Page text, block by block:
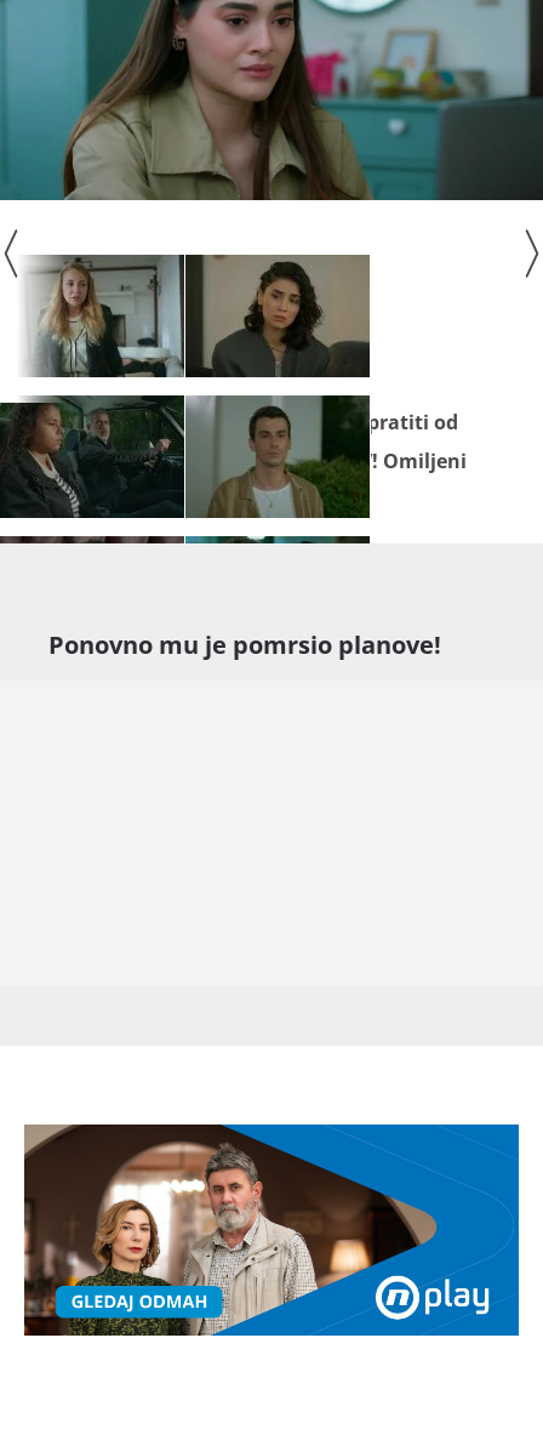
Seriju"Divlje srce"
ne propustite pratiti od
ponedjeljka do petka na Novoj TV! Omiljeni
sadržaj gledajte na Novoj Plus.
Ponovno mu je pomrsio planove!